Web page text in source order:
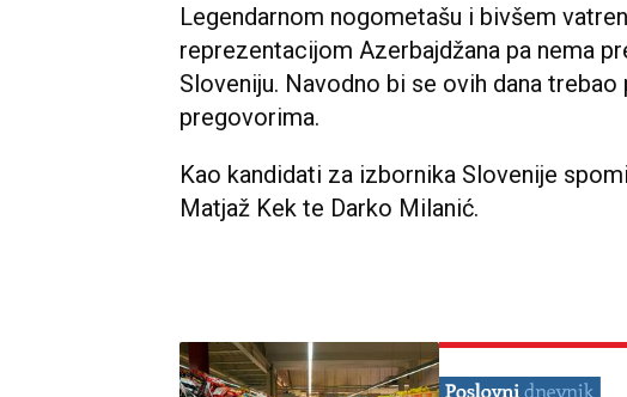
Legendarnom nogometašu i bivšem
reprezentacijom Azerbajdžana pa nema
Sloveniju. Navodno bi se ovih dana trebao
pregovorima.
Kao kandidati za izbornika Slovenije
Matjaž Kek te Darko Milanić.